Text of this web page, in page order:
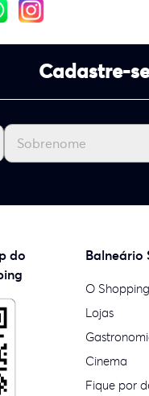
Cadastre-
do
Balneário
O Shopping
Lojas
Cinema
Fique por